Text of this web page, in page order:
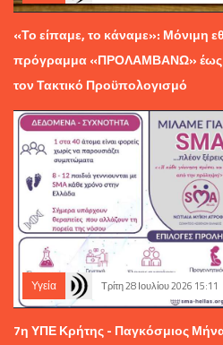
«Το είπαμε, το κάναμε»: Μόνιμη
πρόγραμμα «ΠΡΟΛΑΜΒΑΝΩ» έως
τον Τακτικό Προϋπολογισμό
Υγεία Τρίτη 28 Ιουλίου 2026 15:11
7η ΥΠΕ Κρήτης - Παγκόσμιος